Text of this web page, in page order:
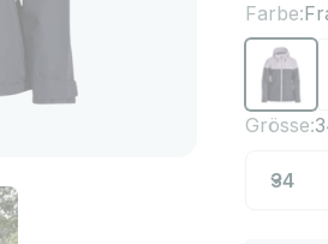
Farbe:
Frauen
Grösse:
34